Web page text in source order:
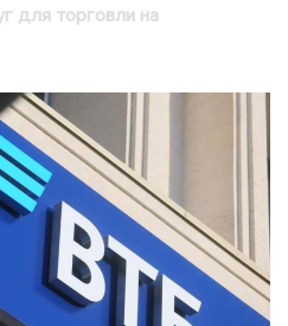
для торговли на